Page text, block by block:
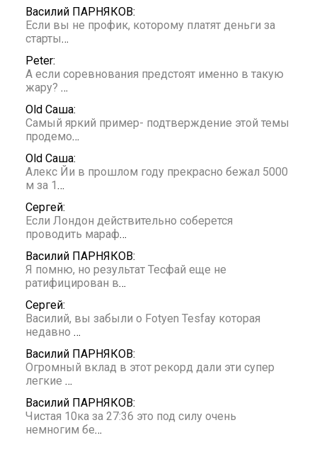
Василий ПАРНЯКОВ:
Если вы не профик, которому платят деньги за
старты…
Peter:
А если соревнования предстоят именно в такую
жару? …
Old Саша:
Самый яркий пример- подтверждение этой темы
продемо…
Old Саша:
Алекс Йи в прошлом году прекрасно бежал 5000
м за 1…
Сергей:
Если Лондон действительно соберется
проводить мараф…
Василий ПАРНЯКОВ:
Я помню, но результат Тесфай еще не
ратифицирован в…
Сергей:
Василий, вы забыли о Fotyen Tesfay которая
недавно …
Василий ПАРНЯКОВ:
Огромный вклад в этот рекорд дали эти супер
легкие …
Василий ПАРНЯКОВ:
Чистая 10ка за 27:36 это под силу очень
немногим бе…